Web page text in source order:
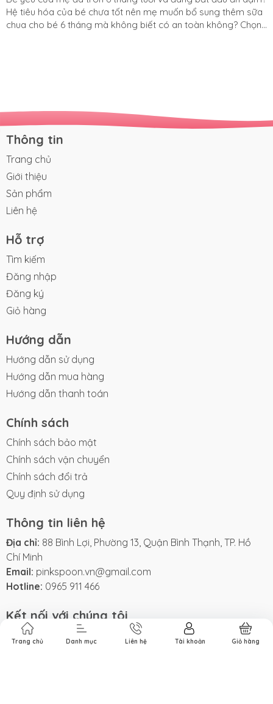
Hệ tiêu hóa của bé chưa tốt nên mẹ muốn bổ sung thêm sữa
chua cho bé 6 tháng mà không biết có an toàn không? Chọn
Thông tin
Trang chủ
Giới thiệu
Sản phẩm
Liên hệ
Hỗ trợ
Tìm kiếm
Đăng nhập
Đăng ký
Giỏ hàng
Hướng dẫn
Hướng dẫn sử dụng
Hướng dẫn mua hàng
Hướng dẫn thanh toán
Chính sách
Chính sách bảo mật
Chính sách vận chuyển
Chính sách đổi trả
Quy định sử dụng
Thông tin liên hệ
Địa chỉ: 88 Bình Lợi, Phường 13, Quận Bình Thạnh, TP. Hồ
Chí Minh
Email: pinkspoon.vn@gmail.com
Hotline: 0965 911 466
Kết nối với chúng tôi
Trang chủ Danh mục Liên hệ Tài khoản Giỏ hàng